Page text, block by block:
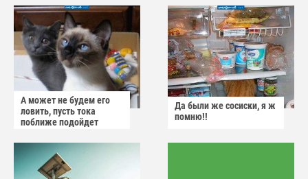
А может не будем его
ловить, пусть тока
поближе подойдет
Да были же сосиски, я ж
помню!!